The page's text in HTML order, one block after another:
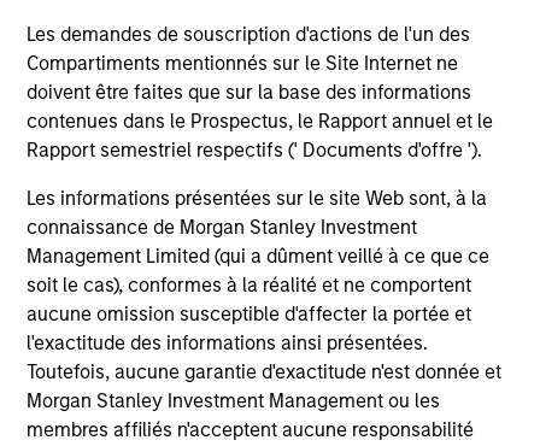
Les demandes de souscription d'actions de l'un des
Compartiments mentionnés sur le Site Internet ne
doivent être faites que sur la base des informations
contenues dans le Prospectus, le Rapport annuel et le
Rapport semestriel respectifs (' Documents d'offre ').
Les informations présentées sur le site Web sont, à la
connaissance de Morgan Stanley Investment
Management Limited (qui a dûment veillé à ce que ce
soit le cas), conformes à la réalité et ne comportent
aucune omission susceptible d'affecter la portée et
l'exactitude des informations ainsi présentées.
Toutefois, aucune garantie d'exactitude n'est donnée et
Morgan Stanley Investment Management ou les
membres affiliés n'acceptent aucune responsabilité
Team Insights
PRESS RELEASE